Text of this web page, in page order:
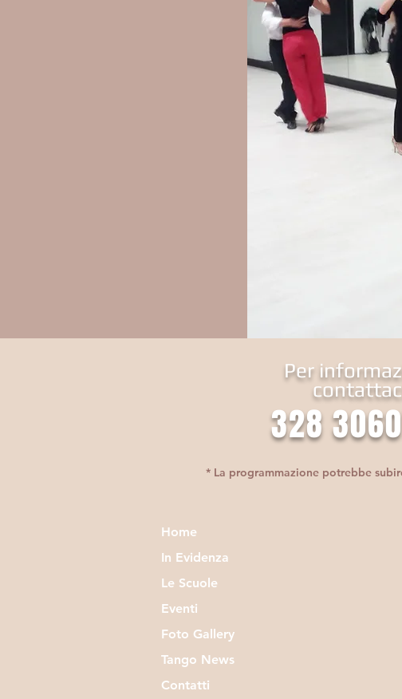
Per
328
* La programmazione potrebbe
Home
In Evidenza
Le Scuole
Eventi
Foto Gallery
Tango News
Contatti